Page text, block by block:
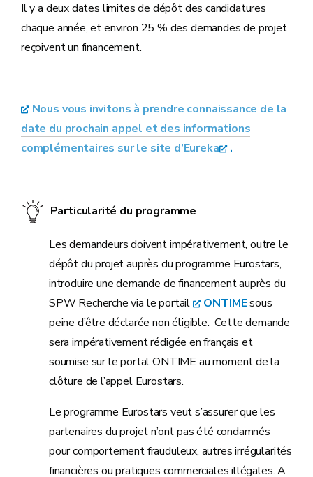
Il y a deux dates limites de dépôt des candidatures
chaque année, et environ 25 % des demandes de projet
reçoivent un financement.
Nous vous invitons à prendre connaissance de la
date du prochain appel et des informations
complémentaires sur le site d’Eureka
.
Particularité du programme
Les demandeurs doivent impérativement, outre le
dépôt du projet auprès du programme Eurostars,
introduire une demande de financement auprès du
SPW Recherche via le portail
ONTIMEsous
peine d’être déclarée non éligible. Cette demande
sera impérativement rédigée en français et
soumise sur le portal ONTIME au moment de la
clôture de l’appel Eurostars.
Le programme Eurostars veut s’assurer que les
partenaires du projet n’ont pas été condamnés
pour comportement frauduleux, autres irrégularités
financières ou pratiques commerciales illégales. A